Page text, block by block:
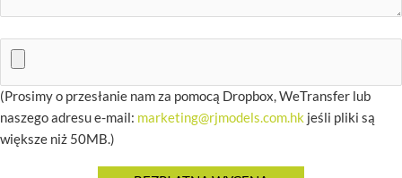
(Prosimy o przesłanie nam za pomocą Dropbox, WeTransfer lub
naszego adresu e-mail: marketing@rjmodels.com.hk jeśli pliki są
większe niż 50MB.)